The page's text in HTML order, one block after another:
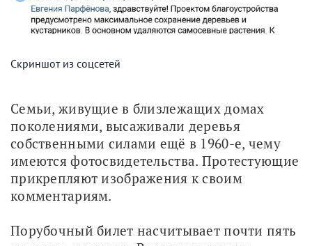
Скриншот из соцсетей
Семьи, живущие в близлежащих домах
поколениями, высаживали деревья
собственными силами ещё в 1960-е, чему
имеются фотосвидетельства. Протестующие
прикрепляют изображения к своим
комментариям.
Порубочный билет насчитывает почти пять